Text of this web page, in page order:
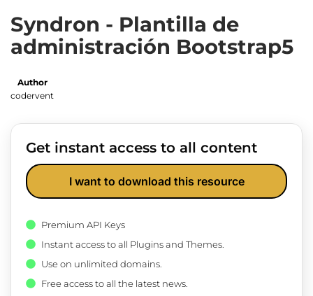
Syndron - Plantilla de
administración Bootstrap5
Author
codervent
Get instant access to all content
I want to download this resource
Premium API Keys
Instant access to all Plugins and Themes.
Use on unlimited domains.
Free access to all the latest news.